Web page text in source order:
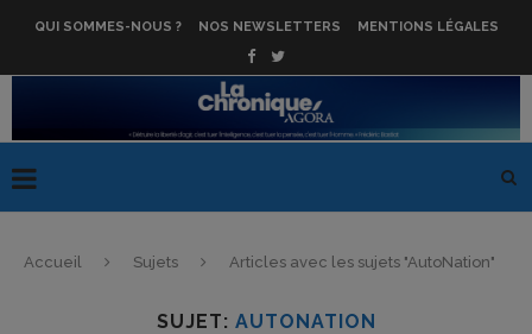
QUI SOMMES-NOUS ? NOS NEWSLETTERS MENTIONS LÉGALES
Accueil Sujets Articles avec les sujets "AutoNation"
SUJET: AUTONATION